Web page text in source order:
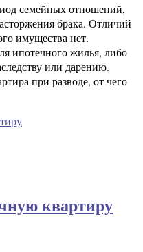
семейных отношений,
брака. Отличий
имущества нет.
ипотечного жилья, либо
или дарению.
при разводе, от чего
квартиру